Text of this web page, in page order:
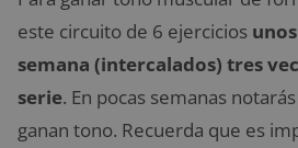
este circuito de 6 ejercicios
semana (intercalados) tres
serie. En pocas semanas
ganan tono. Recuerda que es